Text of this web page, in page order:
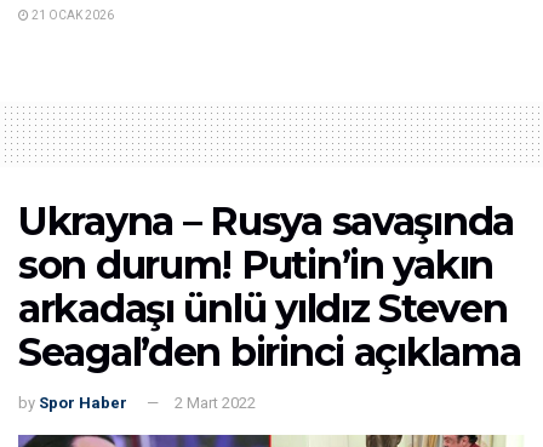
21 OCAK 2026
Ukrayna – Rusya savaşında
son durum! Putin’in yakın
arkadaşı ünlü yıldız Steven
Seagal’den birinci açıklama
by Spor Haber 2 Mart 2022